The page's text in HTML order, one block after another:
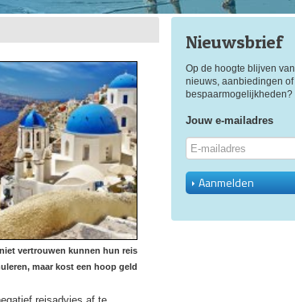
vertrouwen kunnen hun reis
maar kost een hoop geld
Nieuwsbrief
Op de hoogte blijven van
nieuws, aanbiedingen of
bespaarmogelijkheden?
Jouw e-mailadres
Aanmelden